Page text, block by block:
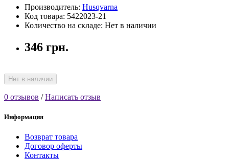
Производитель: Husqvarna
Код товара: 5422023-21
Количество на складе: Нет в наличии
346 грн.
Нет в наличии
0 отзывов /Написать отзыв
Информация
Возврат товара
Договор оферты
Контакты